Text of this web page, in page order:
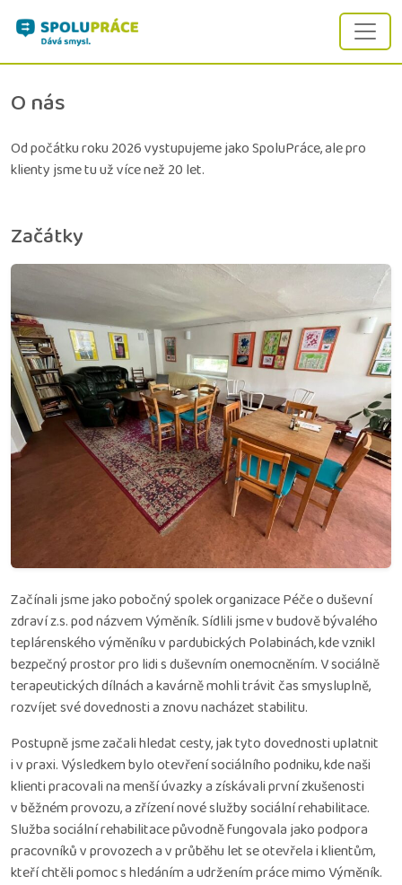
Main Navigation
O nás
Od počátku roku 2026 vystupujeme jako SpoluPráce, ale pro
klienty jsme tu už více než 20 let.
Začátky
Začínali jsme jako pobočný spolek organizace Péče o duševní
zdraví z.s. pod názvem Výměník. Sídlili jsme v budově bývalého
teplárenského výměníku v pardubických Polabinách, kde vznikl
bezpečný prostor pro lidi s duševním onemocněním. V sociálně
terapeutických dílnách a kavárně mohli trávit čas smysluplně,
rozvíjet své dovednosti a znovu nacházet stabilitu.
Postupně jsme začali hledat cesty, jak tyto dovednosti uplatnit
i v praxi. Výsledkem bylo otevření sociálního podniku, kde naši
klienti pracovali na menší úvazky a získávali první zkušenosti
v běžném provozu, a zřízení nové služby sociální rehabilitace.
Služba sociální rehabilitace původně fungovala jako podpora
pracovníků v provozech a v průběhu let se otevřela i klientům,
kteří chtěli pomoc s hledáním a udržením práce mimo Výměník.